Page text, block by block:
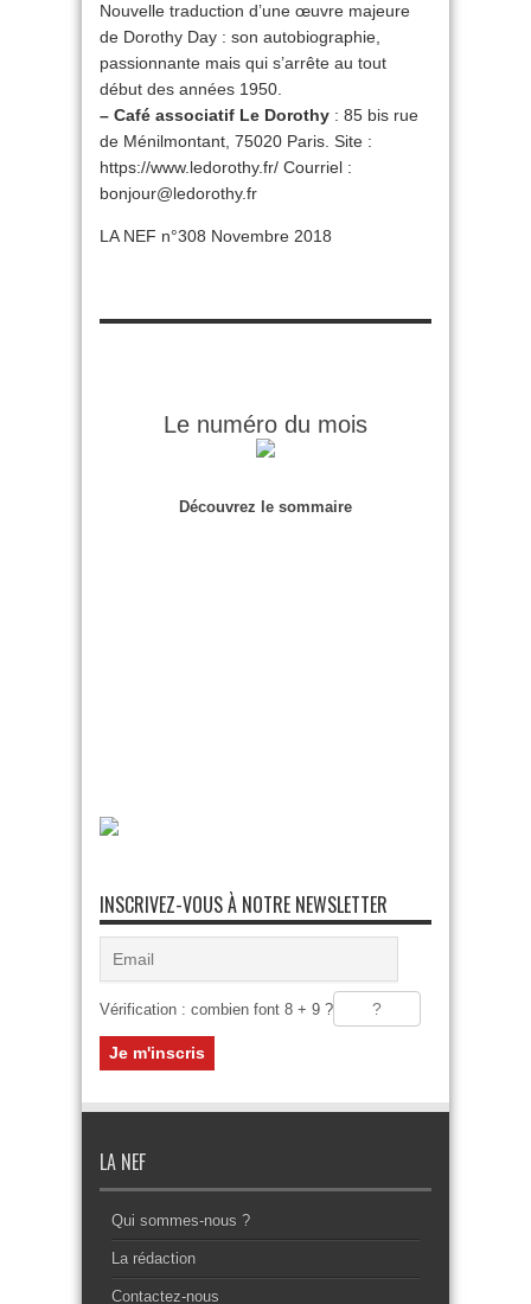
Nouvelle traduction d’une œuvre majeure
de Dorothy Day : son autobiographie,
passionnante mais qui s’arrête au tout
début des années 1950.
– Café associatif Le Dorothy : 85 bis rue
de Ménilmontant, 75020 Paris. Site :
https://www.ledorothy.fr/ Courriel :
bonjour@ledorothy.fr
LA NEF n°308 Novembre 2018
Le numéro du mois
Découvrez le sommaire
INSCRIVEZ-VOUS À NOTRE NEWSLETTER
Vérification : combien font 8 + 9 ?
LA NEF
Qui sommes-nous ?
La rédaction
Contactez-nous